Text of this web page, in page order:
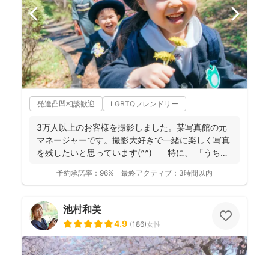
発達凸凹相談歓迎 LGBTQフレンドリー
3万人以上のお客様を撮影しました。某写真館の元
マネージャーです。撮影大好きで一緒に楽しく写真
を残したいと思っています(^^) 特に、 「うち
予約承諾率： 96% 最終アクティブ： 3時間以内
池村和美
4.9 (186)女性